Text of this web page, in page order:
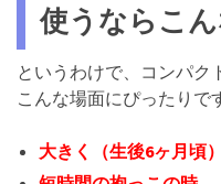
使うならこん
というわけで、コンパク
こんな場面にぴったりで
大きく（生後6ヶ月頃